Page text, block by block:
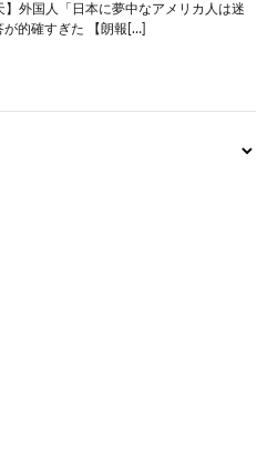
】外国人「日本に夢中なアメリカ人は迷
が的確すぎた 【朗報[…]